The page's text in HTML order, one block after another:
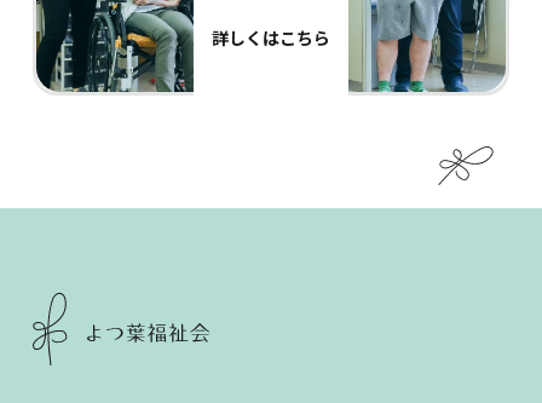
詳しくはこちら